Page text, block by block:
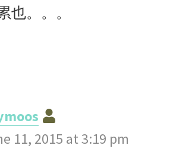
:
也。。。
a
11, 2015 at 3:19 pm